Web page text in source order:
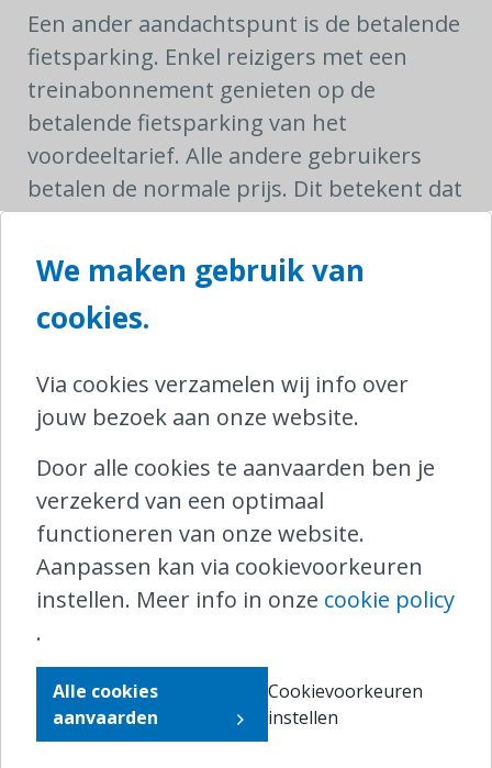
Een ander aandachtspunt is de betalende
fietsparking. Enkel reizigers met een
treinabonnement genieten op de
betalende fietsparking van het
voordeeltarief. Alle andere gebruikers
betalen de normale prijs. Dit betekent dat
veelvuldige of regelmatige treinreizigers
met bv. een Multi, geen recht hebben op
het voordeeltarief. Dit, terwijl voor de
autoparkings, een onderscheid wordt
treinreizigers voor het krijgen van dit
voordeel ongeacht hoe ze hun treinrit
betaalden. Wij pleiten er dan ook voor
deze discriminatie op te heffen en zo
meer reizigers te overtuigen om met de
fiets naar het station te komen.
Ondervind je problemen omwille van de
fiets tijdens je treinreis? Je kan de NMBS
contacteren via het nummer 02/528.28.28
of via haarcontactformulier.
Als je niet tevreden bent met het
We maken gebruik van
cookies.
Via cookies verzamelen wij info over
jouw bezoek aan onze website.
Door alle cookies te aanvaarden ben je
verzekerd van een optimaal
functioneren van onze website.
Aanpassen kan via cookievoorkeuren
instellen. Meer info in onze cookie policy
.
Alle cookies
aanvaarden
Cookievoorkeuren
instellen